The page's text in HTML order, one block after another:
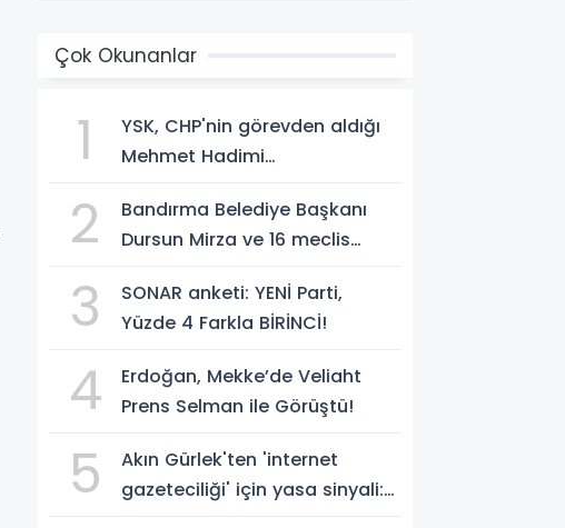
Çok Okunanlar
1
YSK, CHP'nin görevden aldığı
Mehmet Hadimi
temsilcisi olarak atadı!
2
Bandırma Belediye Başkanı
Dursun Mirza ve 16 meclis
geçti!
3
SONAR anketi: YENİ Parti,
Yüzde 4 Farkla BİRİNCİ!
4
Erdoğan, Mekke’de Veliaht
Prens Selman ile Görüştü!
5
Akın Gürlek'ten 'internet
gazeteciliği' için yasa sinyali: